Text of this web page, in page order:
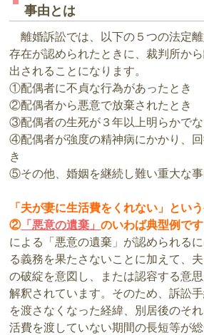
事由とは
離婚訴訟では、以下の５つの法定
存在が認められたときに、裁判所か
出されることになります。
①配偶者に不貞な行為があったとき
②配偶者から悪意で放棄されたとき
③配偶者の生死が３年以上明らかでな
④配偶者が強度の精神病にかかり、
き
⑤その他、婚姻を継続し難い重大な事
「夫が妻に生活費をくれない」とい
②「悪意の遺棄」のいわば典型例です
による「悪意の遺棄」が認められる
る義務を果たさないことに加えて、
の破綻を意図し、または認容する意
解釈されています。そのため、訴訟
を渡さなくなった経緯、別居後のそ
活費を渡していない期間の長短等が